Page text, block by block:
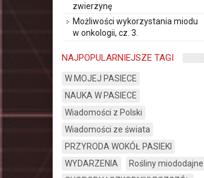
zwierzynę
Możliwości wykorzystania miodu
w onkologii, cz. 3.
NAJPOPULARNIEJSZE TAGI
W MOJEJ PASIECE
NAUKA W PASIECE
Wiadomości z Polski
Wiadomości ze świata
PRZYRODA WOKÓŁ PASIEKI
WYDARZENIA
Rośliny miododajne